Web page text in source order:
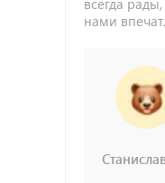
всегда
нами